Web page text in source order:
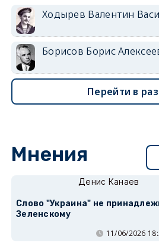
Ходырев Валентин
Борисов Борис
Перейти в
Мнения
Денис Канаев
Слово "Украина" не
Зеленскому
11/06/2026